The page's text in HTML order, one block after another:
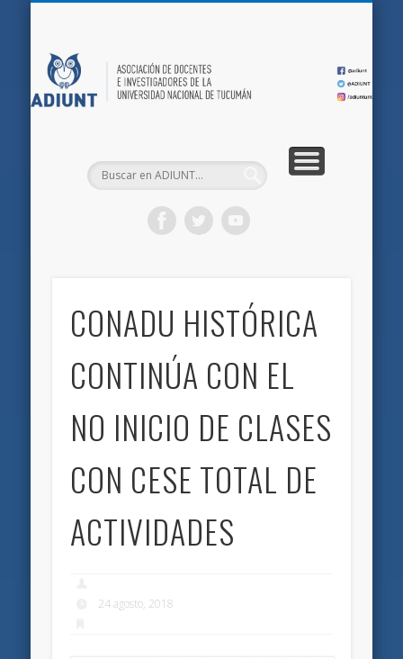
CONADU HISTÓRICA
CONTINÚA CON EL
NO INICIO DE CLASES
CON CESE TOTAL DE
ACTIVIDADES
24 agosto, 2018